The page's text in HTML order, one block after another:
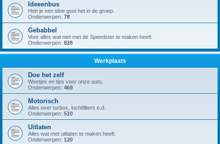
Ideeenbus
Heb je een idee gooi het in de groep.
Onderwerpen: 78
Gebabbel
Voor alles wat niet met de Speedster te maken heeft.
Onderwerpen: 828
Werkplaats
Doe het zelf
Weetjes en tips voor onze auto.
Onderwerpen: 469
Motorisch
Alles over turbos, luchtfilters e.d.
Onderwerpen: 510
Uitlaten
Alles wat met uitlaten te maken heeft.
Onderwerpen: 120